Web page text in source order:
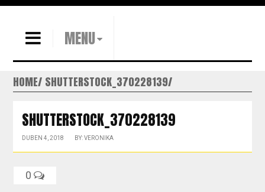
MENU
HOME SHUTTERSTOCK_370228139
SHUTTERSTOCK_370228139
DUBEN 4, 2018 BY: VERONIKA
0